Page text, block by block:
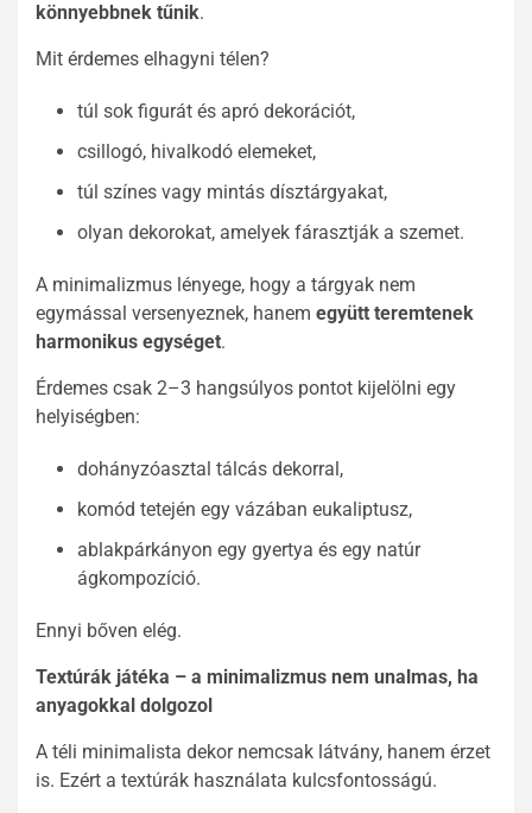
könnyebbnek tűnik.
Mit érdemes elhagyni télen?
túl sok figurát és apró dekorációt,
csillogó, hivalkodó elemeket,
túl színes vagy mintás dísztárgyakat,
olyan dekorokat, amelyek fárasztják a szemet.
A minimalizmus lényege, hogy a tárgyak nem
egymással versenyeznek, hanem együtt teremtenek
harmonikus egységet.
Érdemes csak 2–3 hangsúlyos pontot kijelölni egy
helyiségben:
dohányzóasztal tálcás dekorral,
komód tetején egy vázában eukaliptusz,
ablakpárkányon egy gyertya és egy natúr
ágkompozíció.
Ennyi bőven elég.
Textúrák játéka – a minimalizmus nem unalmas, ha
anyagokkal dolgozol
A téli minimalista dekor nemcsak látvány, hanem érzet
is. Ezért a textúrák használata kulcsfontosságú.